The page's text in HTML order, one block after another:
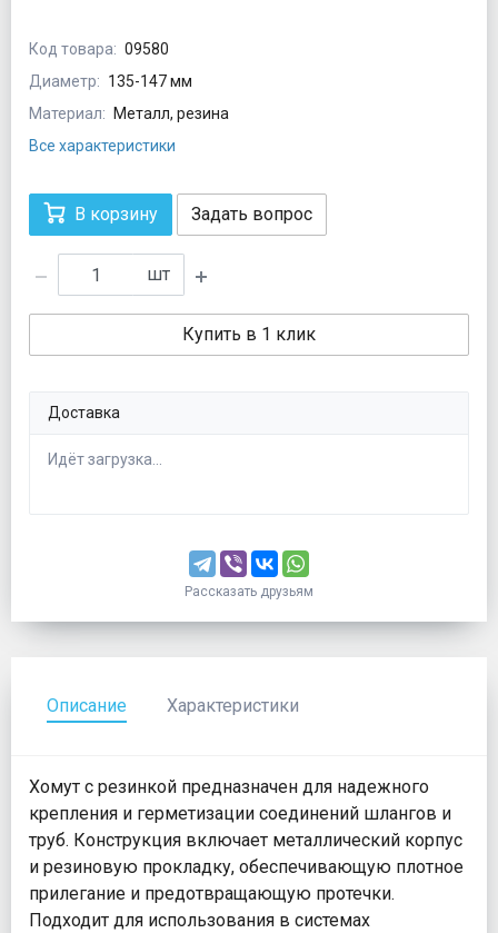
Код товара: 09580
Диаметр: 135-147 мм
Материал:
Металл, резина
Все характеристики
В корзину Задать вопрос
шт
Купить в 1 клик
Доставка
Идёт загрузка...
Рассказать друзьям
Описание Характеристики
Хомут с резинкой предназначен для надежного
крепления и герметизации соединений шлангов и
труб. Конструкция включает металлический корпус
и резиновую прокладку, обеспечивающую плотное
прилегание и предотвращающую протечки.
Подходит для использования в системах